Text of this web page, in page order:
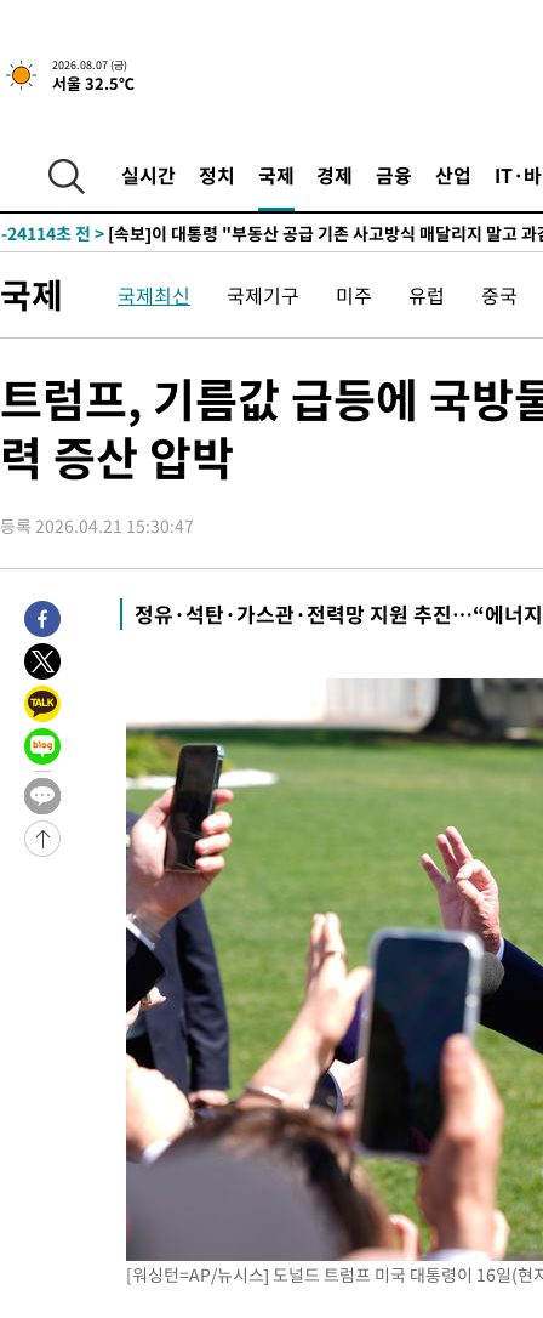
2026.08.07 (금)
서울 32.5℃
실시간 정치 국제 경제 금융 산업 IT·
-1592초 전 >[속보]규제합리화위원회 부위원장에 김태유 서울대 공대 교수
-28803초 전 >
미 사업체 일자리, 7월에 2.3만개 순감하고 그 전 2개월 10.3
하향수정 (2보)
-28251초 전 >
↓
-24114초 전 > [속보]이 대통령 "부동산 공급 기존 사고방식 매달리지 말고 과
운드는 임시"
-14767초 전 >
"낮 기온 소폭 하락"…수도권 폭염중대경보, 폭염경보로 하향
-14731초 전 >[속보]이 대통령, '호우피해' 안동·의성 관할 4개 면 특별재난
갈 수도
-12665초 전 >낮 최고 37도 찜통더위…곳곳 소나기·강원 많은 비[내일날씨]
-10971초 전 > SK하이닉스, 용인·청주 팹에 54조 투자…"AI 메모리 수요 선
응"
-7827초 전 > 여자배구 이재영·이다영 자매, 아제르바이잔 투란VC 입단
-6814초 전 >[속보]코스닥, 2.86포인트(0.36%) 내린 798.81마감
-6767초 전 >[속보]코스피, 6200선 약보합…0.60% 내린 6258.77에 마쳐
-6747초 전 >
[속보]원·달러 환율, 7.7원 내린 1416.1원 마감
-6636초 전 >
-3726초 전 >
[속보]종합특검, '계엄 수용공간 확보' 신용해 前교정본부장 기
-2599초 전 >
외신들도 주목한 韓축구 파문…"국민적 공분에 수사 재개"
-2570초 전 >
11시간 압수수색에 성접대 파문까지…'쑥대밭' 된 축구협회
-1592초 전 >
[속보]규제합리화위원회 부위원장에 김태유 서울대 공대 교수
태 후임
-31664초 전 >
이강인, 폭염 속 AT마드리드 첫 훈련…80명 식사 대접까지(종
-28803초 전 >
미 사업체 일자리, 7월에 2.3만개 순감하고 그 전 2개월 10.3
[속보] 미 사업체, 일자리 7월에 2.3만 개 줄어…실업률은
[속보]이 대통령 "부동산 공급 기존 사고방식 매달리지 말고 과
이란, "오만과 '중앙 단일 루트' 합의…북쪽 인바운드·남쪽 아
"낮 기온 소폭 하락"…수도권 폭염중대경보, 폭염경보로 하향
[속보]이 대통령, '호우피해' 안동·의성 관할 4개 면 특별재난
[단독]중수청 지원 검사들, 정원 초과 시 낮은 계급 임용…희망
낮 최고 37도 찜통더위…곳곳 소나기·강원 많은 비[내일날씨]
SK하이닉스, 용인·청주 팹에 54조 투자…"AI 메모리 수요 선
여자배구 이재영·이다영 자매, 아제르바이잔 투란VC 입단
외국인 심판 성 접대 7경기 들여다보니…한국 축구 '5승 2무'
[속보]코스닥, 2.86포인트(0.36%) 내린 798.81마감
[속보]코스피, 6200선 약보합…0.60% 내린 6258.77에 마쳐
[속보]원·달러 환율, 7.7원 내린 1416.1원 마감
국제 국제최신 국제기구 미주 유럽 중국
트럼프, 기름값 급등에 국
력 증산 압박
등록 2026.04.21 15:30:47
정유·석탄·가스관·전력망 지원 추진…“에너
[워싱턴=AP/뉴시스] 도널드 트럼프 미국 대통령이 16일(